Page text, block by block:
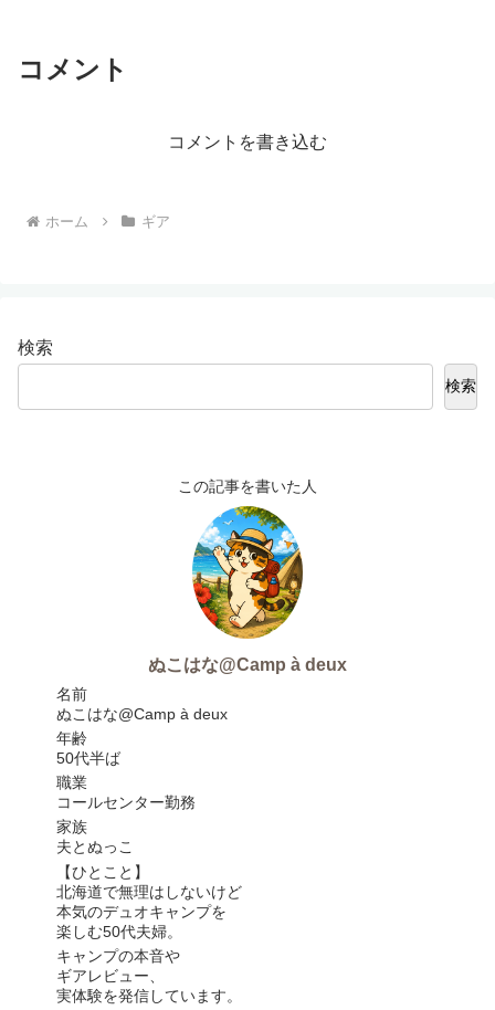
コメント
コメントを書き込む
ホーム ギア
検索
検索
この記事を書いた人
ぬこはな@Camp à deux
名前
ぬこはな@Camp à deux
年齢
50代半ば
職業
コールセンター勤務
家族
夫とぬっこ
【ひとこと】
北海道で無理はしないけど
本気のデュオキャンプを
楽しむ50代夫婦。
キャンプの本音や
ギアレビュー、
実体験を発信しています。